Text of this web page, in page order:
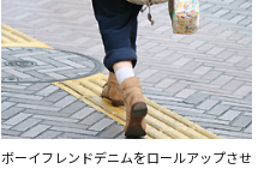
ボーイフレンドデニムをロールアップさせ